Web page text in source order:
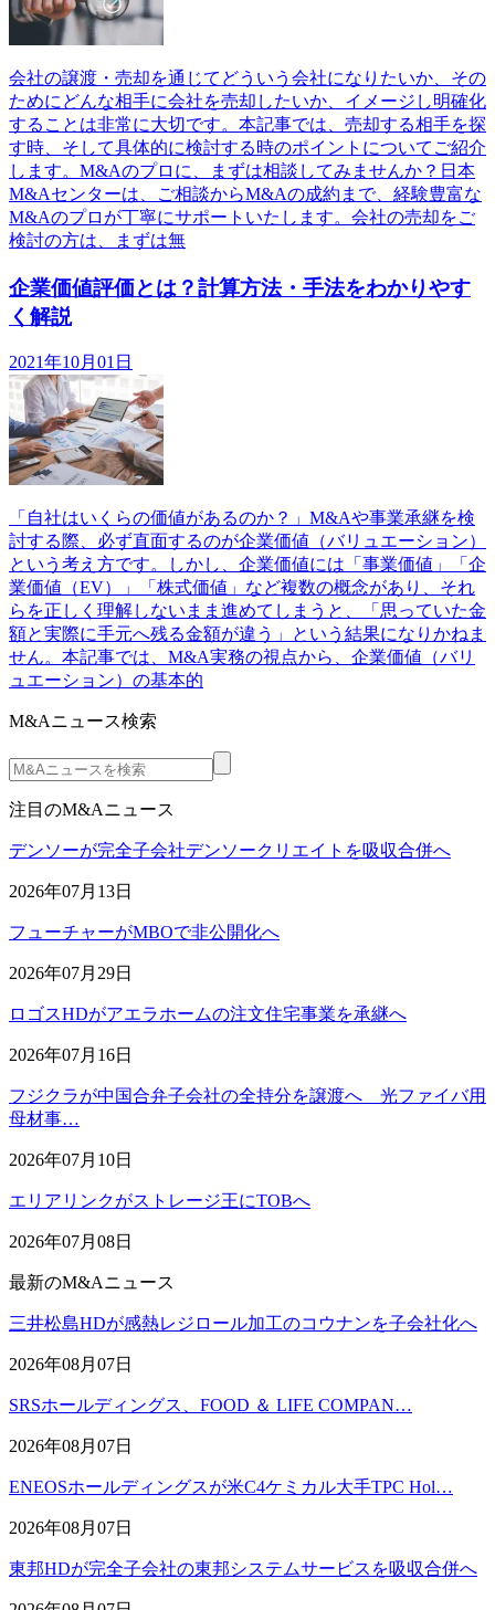
会社の譲渡・売却を通じてどういう会社になりたいか、その
ためにどんな相手に会社を売却したいか、イメージし明確化
することは非常に大切です。本記事では、売却する相手を探
す時、そして具体的に検討する時のポイントについてご紹介
します。M&Aのプロに、まずは相談してみませんか？日本
M&Aセンターは、ご相談からM&Aの成約まで、経験豊富な
M&Aのプロが丁寧にサポートいたします。会社の売却をご
検討の方は、まずは無
企業価値評価とは？計算方法・手法をわかりやす
く解説
2021年10月01日
「自社はいくらの価値があるのか？」M&Aや事業承継を検
討する際、必ず直面するのが企業価値（バリュエーション）
という考え方です。しかし、企業価値には「事業価値」「企
業価値（EV）」「株式価値」など複数の概念があり、それ
らを正しく理解しないまま進めてしまうと、「思っていた金
額と実際に手元へ残る金額が違う」という結果になりかねま
せん。本記事では、M&A実務の視点から、企業価値（バリ
ュエーション）の基本的
M&Aニュース検索
注目のM&Aニュース
デンソーが完全子会社デンソークリエイトを吸収合併へ
2026年07月13日
フューチャーがMBOで非公開化へ
2026年07月29日
ロゴスHDがアエラホームの注文住宅事業を承継へ
2026年07月16日
フジクラが中国合弁子会社の全持分を譲渡へ 光ファイバ用
母材事…
2026年07月10日
エリアリンクがストレージ王にTOBへ
2026年07月08日
最新のM&Aニュース
三井松島HDが感熱レジロール加工のコウナンを子会社化へ
2026年08月07日
SRSホールディングス、FOOD ＆ LIFE COMPAN…
2026年08月07日
ENEOSホールディングスが米C4ケミカル大手TPC Hol…
2026年08月07日
東邦HDが完全子会社の東邦システムサービスを吸収合併へ